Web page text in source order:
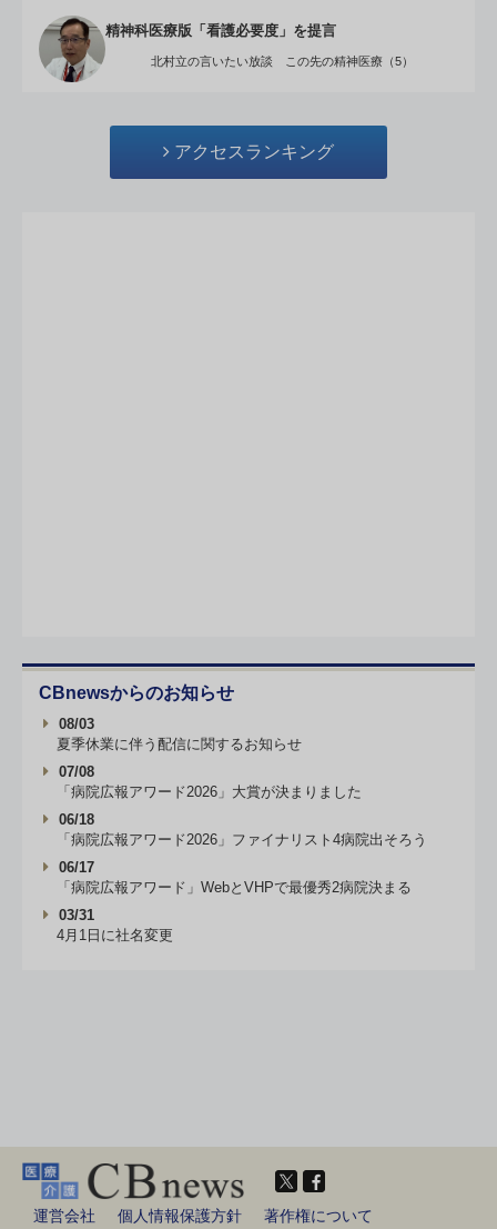
精神科医療版「看護必要度」を提言
北村立の言いたい放談 この先の精神医療（5）
アクセスランキング
CBnewsからのお知らせ
08/03
夏季休業に伴う配信に関するお知らせ
07/08
「病院広報アワード2026」大賞が決まりました
06/18
「病院広報アワード2026」ファイナリスト4病院出そろう
06/17
「病院広報アワード」WebとVHPで最優秀2病院決まる
03/31
4月1日に社名変更
運営会社 個人情報保護方針 著作権について